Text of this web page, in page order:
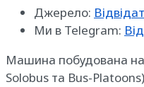
Джерело:
Ми в Telegram:
Машина побудована на
Solobus та Bus-